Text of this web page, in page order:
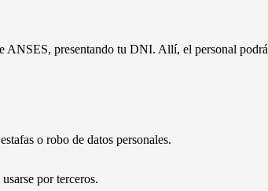
ANSES, presentando tu DNI. Allí, el personal podrá
o robo de datos personales.
por terceros.